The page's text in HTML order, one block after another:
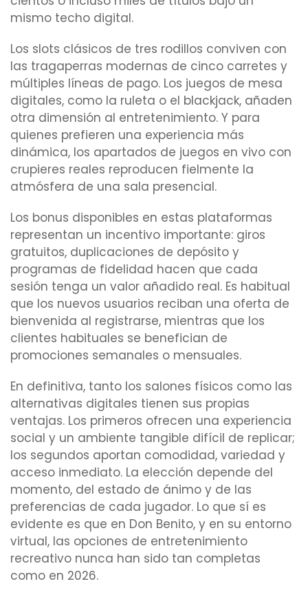
mismo techo digital.
Los slots clásicos de tres rodillos conviven con
las tragaperras modernas de cinco carretes y
múltiples líneas de pago. Los juegos de mesa
digitales, como la ruleta o el blackjack, añaden
otra dimensión al entretenimiento. Y para
quienes prefieren una experiencia más
dinámica, los apartados de juegos en vivo con
crupieres reales reproducen fielmente la
atmósfera de una sala presencial.
Los bonus disponibles en estas plataformas
representan un incentivo importante: giros
gratuitos, duplicaciones de depósito y
programas de fidelidad hacen que cada
sesión tenga un valor añadido real. Es habitual
que los nuevos usuarios reciban una oferta de
bienvenida al registrarse, mientras que los
clientes habituales se benefician de
promociones semanales o mensuales.
En definitiva, tanto los salones físicos como las
alternativas digitales tienen sus propias
ventajas. Los primeros ofrecen una experiencia
social y un ambiente tangible difícil de replicar;
los segundos aportan comodidad, variedad y
acceso inmediato. La elección depende del
momento, del estado de ánimo y de las
preferencias de cada jugador. Lo que sí es
evidente es que en Don Benito, y en su entorno
virtual, las opciones de entretenimiento
recreativo nunca han sido tan completas
como en 2026.